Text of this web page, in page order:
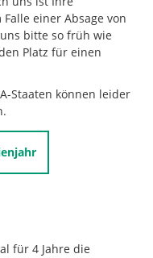
Falle einer Absage von
bitte so früh wie
Platz für einen
Staaten können leider
für 4 Jahre die